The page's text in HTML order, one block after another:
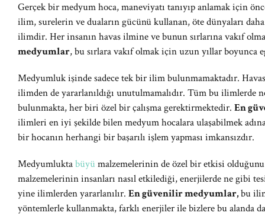
Gerçek bir medyum hoca, maneviyatı tanıyıp anlamak için
ilim, surelerin ve duaların gücünü kullanan, öte dünyaları
ilimdir. Her insanın havas ilmine ve bunun sırlarına vakıf
medyumlar, bu sırlara vakıf olmak için uzun yıllar
Medyumluk işinde sadece tek bir ilim bulunmamaktadır.
ilimden de yararlanıldığı unutulmamalıdır. Tüm bu ilimlerde
bulunmakta, her biri özel bir çalışma gerektirmektedir. En
ilimleri en iyi şekilde bilen medyum hocalara ulaşabilmek
bir hocanın herhangi bir başarılı işlem yapması imkansızdır.
Medyumluktabüyü malzemelerinin de özel bir etkisi
malzemelerinin insanları nasıl etkilediği, enerjilerde ne gibi
yine ilimlerden yararlanılır. En güvenilir medyumlar,bu
yöntemlerle kullanmakta, farklı enerjiler ile bizlere bu alanda